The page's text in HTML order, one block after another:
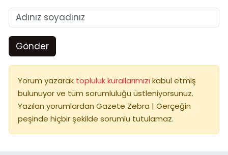
Gönder
Yorum yazarak topluluk kurallarımızı kabul etmiş
bulunuyor ve tüm sorumluluğu üstleniyorsunuz.
Yazılan yorumlardan Gazete Zebra | Gerçeğin
peşinde hiçbir şekilde sorumlu tutulamaz.